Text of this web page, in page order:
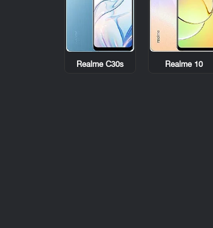
Realme 10
Realme C30s